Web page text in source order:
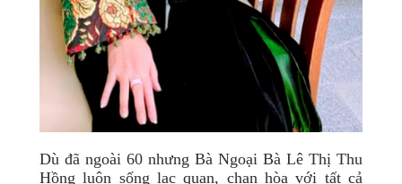
Dù đã ngoài 60 nhưng Bà Ngoại Bà Lê Thị Thu
Hồng luôn sống lạc quan, chan hòa với tất cả